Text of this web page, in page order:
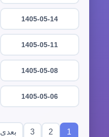
1405-05-14
1405-05-11
1405-05-08
1405-05-06
1
2
3 بعدی